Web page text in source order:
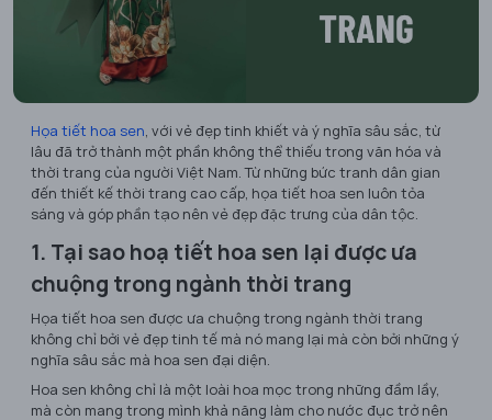
Họa tiết hoa sen, với vẻ đẹp tinh khiết và ý nghĩa sâu sắc, từ
lâu đã trở thành một phần không thể thiếu trong văn hóa và
thời trang của người Việt Nam. Từ những bức tranh dân gian
đến thiết kế thời trang cao cấp, họa tiết hoa sen luôn tỏa
sáng và góp phần tạo nên vẻ đẹp đặc trưng của dân tộc.
1. Tại sao hoạ tiết hoa sen lại được ưa
chuộng trong ngành thời trang
Họa tiết hoa sen được ưa chuộng trong ngành thời trang
không chỉ bởi vẻ đẹp tinh tế mà nó mang lại mà còn bởi những ý
nghĩa sâu sắc mà hoa sen đại diện.
Hoa sen không chỉ là một loài hoa mọc trong những đầm lầy,
mà còn mang trong mình khả năng làm cho nước đục trở nên